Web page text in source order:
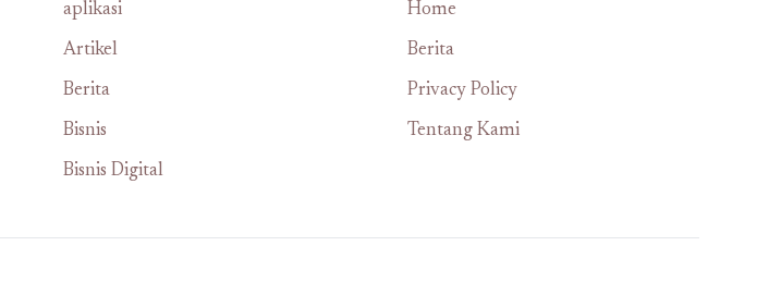
aplikasi
Artikel
Berita
Bisnis
Bisnis Digital
Home
Berita
Privacy Policy
Tentang Kami